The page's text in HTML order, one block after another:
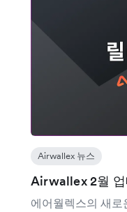
Airwallex 뉴스
Airwallex 2월 업
에어월렉스의 새로